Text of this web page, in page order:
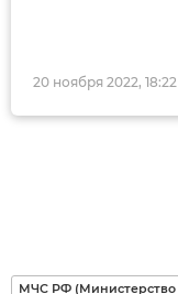
20 ноября 2022, 18:22